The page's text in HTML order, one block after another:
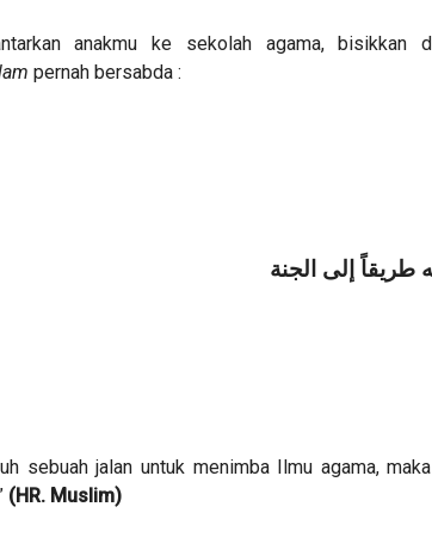
anakmu ke sekolah agama, bisikkan
pernah bersabda :
sebuah jalan untuk menimba Ilmu agama,
(HR. Muslim)